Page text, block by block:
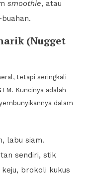
smoothie, atau
(Nugget
tetapi seringkali
Kuncinya adalah
dalam
labu siam.
sendiri, stik
brokoli kukus